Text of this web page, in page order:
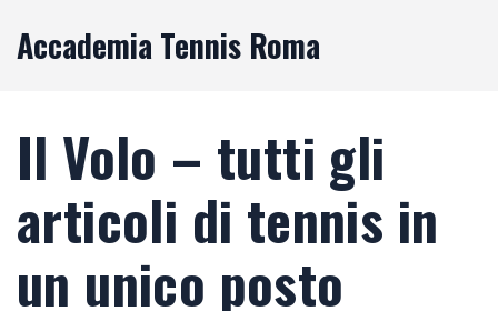
Accademia Tennis Roma
Il Volo – tutti gli
articoli di tennis in
un unico posto